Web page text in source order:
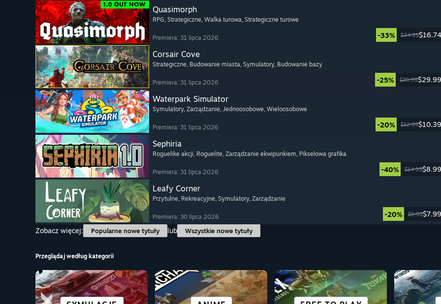
Quasimorph
RPG, Strategiczne, Walka turowa, Strategiczne turowe
Premiera: 31 lipca 2026 -33% $24.99$16.74
Corsair Cove
Strategiczne, Budowanie miasta, Symulatory, Budowanie bazy
Premiera: 31 lipca 2026 -25% $39.99$29.99
Waterpark Simulator
Symulatory, Zarządzanie, Jednoosobowe, Wieloosobowe
Premiera: 31 lipca 2026 -20% $12.99$10.39
Sephiria
Roguelike akcji, Roguelite, Zarządzanie ekwipunkiem, Pikselowa grafika
Premiera: 31 lipca 2026 -40% $14.99$8.99
Leafy Corner
Przytulne, Rekreacyjne, Symulatory, Zarządzanie
Premiera: 30 lipca 2026 -20% $9.99$7.99
Zobacz więcej:
Popularne nowe tytuły lub Wszystkie nowe tytuły
Przeglądaj według kategorii
SCIENCE FICTION I